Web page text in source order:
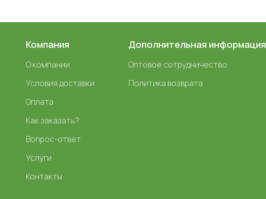
Компания
О компании
Условия доставки
Оплата
Как заказать?
Вопрос-ответ
Услуги
Контакты
Дополнительная информация
Оптовое сотрудничество
Политика возврата